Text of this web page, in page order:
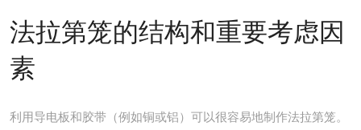
法拉第笼的结构和重要考虑因
素
利用导电板和胶带（例如铜或铝）可以很容易地制作法拉第笼。